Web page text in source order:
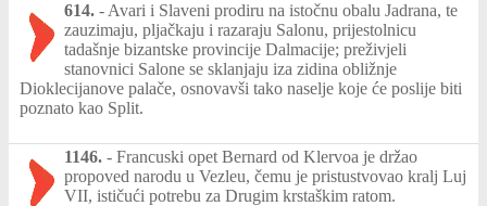
614. - Avari i Slaveni prodiru na istočnu obalu Jadrana, te
zauzimaju, pljačkaju i razaraju Salonu, prijestolnicu
tadašnje bizantske provincije Dalmacije; preživjeli
stanovnici Salone se sklanjaju iza zidina obližnje
Dioklecijanove palače, osnovavši tako naselje koje će poslije biti
poznato kao Split.
1146. - Francuski opet Bernard od Klervoa je držao
propoved narodu u Vezleu, čemu je pristustvovao kralj Luj
VII, ističući potrebu za Drugim krstaškim ratom.